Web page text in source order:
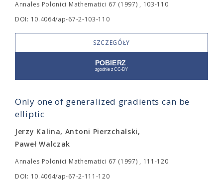
Annales Polonici Mathematici 67 (1997) , 103-110
DOI: 10.4064/ap-67-2-103-110
SZCZEGÓŁY
Only one of generalized gradients can be
elliptic
Jerzy Kalina, Antoni Pierzchalski,
Paweł Walczak
Annales Polonici Mathematici 67 (1997) , 111-120
DOI: 10.4064/ap-67-2-111-120